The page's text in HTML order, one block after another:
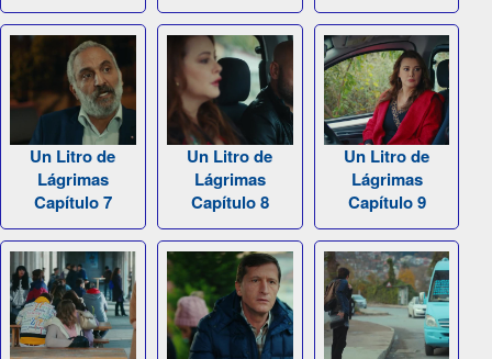
Un Litro de
Lágrimas
Capítulo 7
Un Litro de
Lágrimas
Capítulo 8
Un Litro de
Lágrimas
Capítulo 9